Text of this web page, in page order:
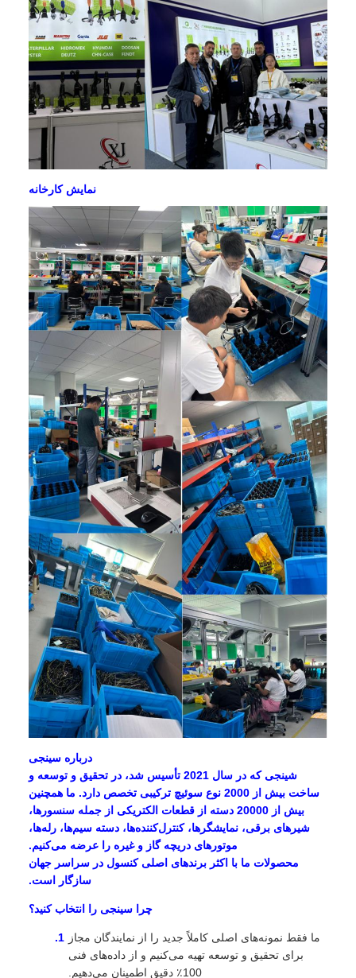
نمایش کارخانه
درباره سینجی
شینجی که در سال 2021 تأسیس شد، در تحقیق و توسعه و
ساخت بیش از 2000 نوع سوئیچ ترکیبی تخصص دارد. ما همچنین
بیش از 20000 دسته از قطعات الکتریکی از جمله سنسورها،
شیرهای برقی، نمایشگرها، کنترل‌کننده‌ها، دسته سیم‌ها، رله‌ها،
موتورهای دریچه گاز و غیره را عرضه می‌کنیم.
محصولات ما با اکثر برندهای اصلی کنسول در سراسر جهان
سازگار است.
چرا سینجی را انتخاب کنید؟
ما فقط نمونه‌های اصلی کاملاً جدید را از نمایندگان مجاز
برای تحقیق و توسعه تهیه می‌کنیم و از داده‌های فنی
100٪ دقیق اطمینان می‌دهیم.